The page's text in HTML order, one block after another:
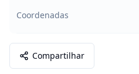
Coordenadas
Compartilhar